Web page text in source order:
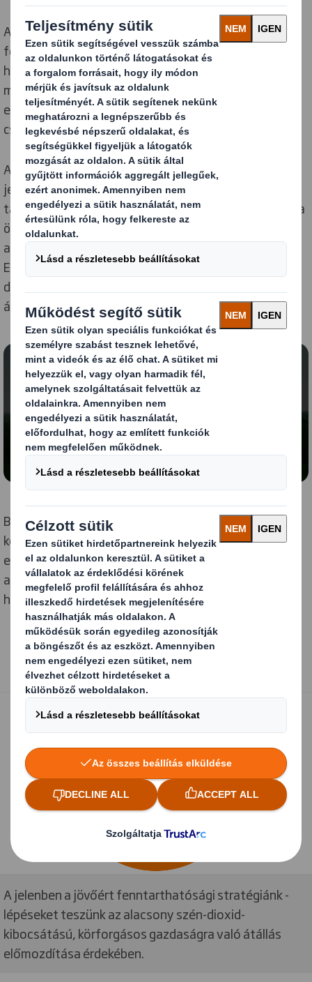
Amikor 2020-ban elindítottuk a Jelenben a jövőért
fenntarthatósági stratégiánkat, ambiciózus rövid és
hosszú távú célokat tűztünk ki, amelyek
megerősítették a körforgásos gazdaság iránti
elkötelezettségünket küldetésünk nyomán, ami A
csomagolás újraértelmezése a változó világban.
A jelenben a jövőért fenntarthatósági stratégiánk a
jelenre és a jövőre irányuló törekvéseinket is
tartalmazza, és azokra a fenntarthatósági kihívásokra
összpontosít, amelyekkel ma szembesülünk, valamint
azokra, amelyek hatással lesznek a jövő generációira.
Ez lehetővé teszi számunkra, hogy az alacsony szén-
dioxid-kibocsátású, körforgásos gazdaságra való
átállást segítsük.
Tartalom blokkolva
A videó megtekintéséhez engedélyeznie kell a
„funkcionális” sütiket.
Beállításaim módosítása
Büszkék vagyunk a vevőinkkel, beszállítóinkkal és
közösségeinkkel együttműködve eddig elért
eredményekre. Jó úton haladunk afelé, hogy elérjük
ambiciózus céljainkat, sőt egyes esetekben a kitűzött
határidő előtt is.
A jelenben a jövőért fenntarthatósági stratégiánk -
lépéseket teszünk az alacsony szén-dioxid-
kibocsátású, körforgásos gazdaságra való átállás
előmozdítása érdekében.